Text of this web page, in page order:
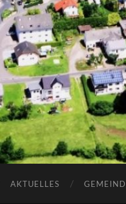
AKTUELLES